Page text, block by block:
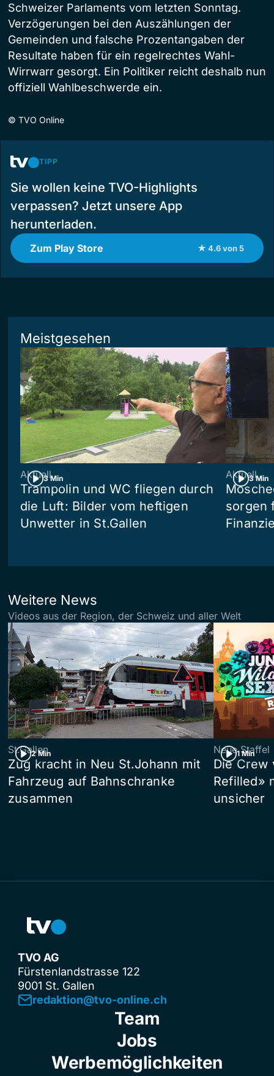
Schweizer Parlaments vom letzten Sonntag.
Verzögerungen bei den Auszählungen der
Gemeinden und falsche Prozentangaben der
Resultate haben für ein regelrechtes Wahl-
Wirrwarr gesorgt. Ein Politiker reicht deshalb nun
offiziell Wahlbeschwerde ein.
© TVO Online
TIPP
Sie wollen keine TVO-Highlights
verpassen? Jetzt unsere App
herunterladen.
Zum Play Store ★ 4.6 von 5
Meistgesehen
3 Min
Aktuell
Trampolin und WC fliegen durch
die Luft: Bilder vom heftigen
Unwetter in St.Gallen
3 Min
Aktuell
sorgen
Weitere News
Videos aus der Region, der Schweiz und aller Welt
2 Min
St.Gallen
Zug kracht in Neu St.Johann mit
Fahrzeug auf Bahnschranke
zusammen
1 Min
Neue Staffel
Die Crew
Refilled»
unsicher
TVO AG
Fürstenlandstrasse 122
9001 St. Gallen
redaktion@tvo-online.ch
Team
Jobs
Werbemöglichkeiten